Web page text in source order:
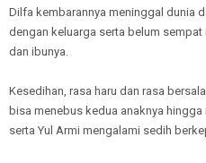
Dilfa kembarannya meninggal dunia
dengan keluarga serta belum
dan ibunya.
Kesedihan, rasa haru dan rasa
bisa menebus kedua anaknya
serta Yul Armi mengalami sedih